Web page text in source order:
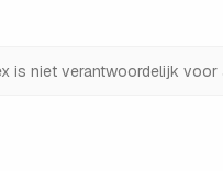
is niet verantwoordelijk